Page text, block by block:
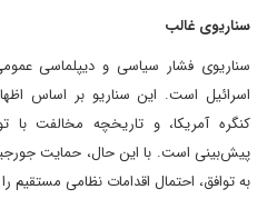
سناریوی غالب
سناریوی فشار سیاسی و دیپلماسی
اسرائیل است. این سناریو بر اساس
کنگره آمریکا، و تاریخچه مخالفت با
پیش‌بینی است. با این حال، حمایت
به توافق، احتمال اقدامات نظامی